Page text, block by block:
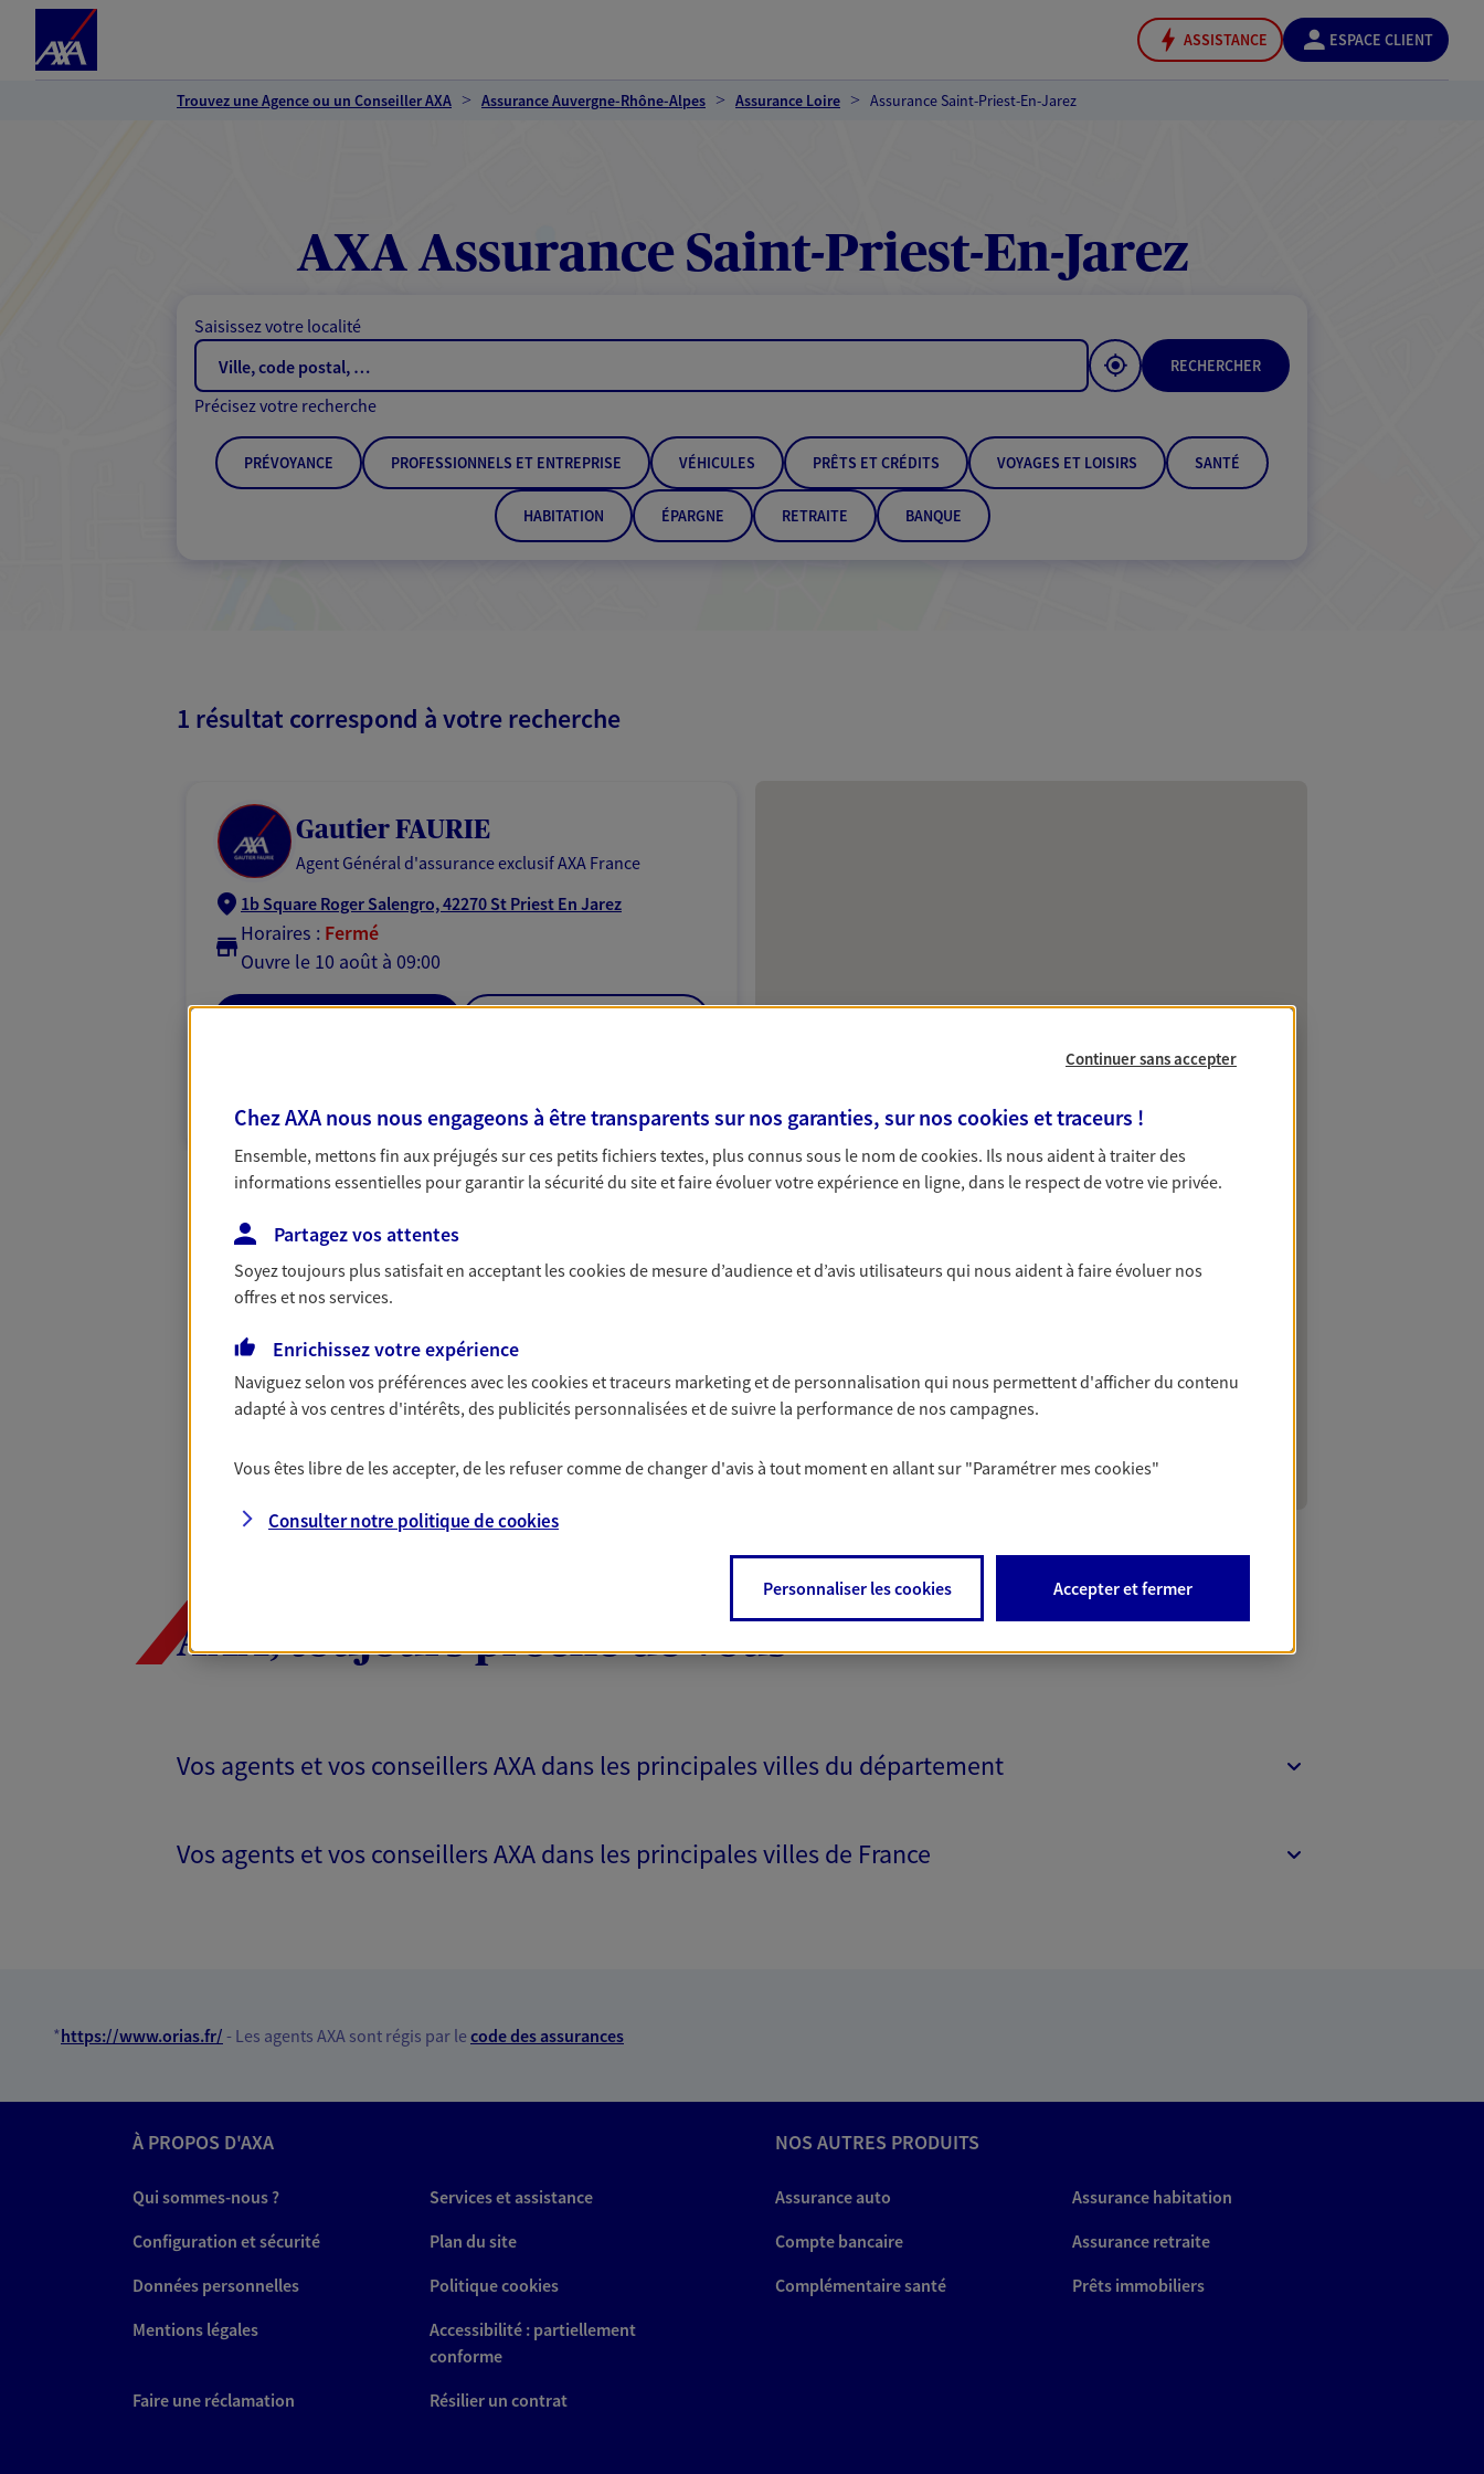
ASSISTANCE ESPACE CLIENT
Trouvez une Agence ou un Conseiller AXA Assurance Auvergne-Rhône-Alpes Assurance Loire Assurance Saint-Priest-En-Jarez
AXA Assurance Saint-Priest-En-Jarez
Saisissez votre localité
RECHERCHER
Précisez votre recherche
PRÉVOYANCE PROFESSIONNELS ET ENTREPRISE VÉHICULES PRÊTS ET CRÉDITS VOYAGES ET LOISIRS SANTÉ
HABITATION ÉPARGNE RETRAITE BANQUE
1 résultat correspond à votre recherche
Gautier FAURIE
Agent Général d'assurance exclusif AXA France
1b Square Roger Salengro, 42270 St Priest En Jarez
Horaires : Fermé
Ouvre le 10 août à 09:00
N° Orias * (orias.fr) : 21008954
AXA, toujours proche de vous
Vos agents et vos conseillers AXA dans les principales villes du département
Vos agents et vos conseillers AXA dans les principales villes de France
*https://www.orias.fr/ - Les agents AXA sont régis par lecode des assurances
À PROPOS D'AXA
Qui sommes-nous ?
Services et assistance
Configuration et sécurité
Plan du site
Données personnelles
Politique cookies
Mentions légales
Accessibilité : partiellement
conforme
Faire une réclamation
Résilier un contrat
NOS AUTRES PRODUITS
Assurance auto
Assurance habitation
Compte bancaire
Assurance retraite
Complémentaire santé
Prêts immobiliers
Continuer sans accepter
Chez AXA nous nous engageons à être transparents sur nos garanties, sur nos cookies et traceurs !
Ensemble, mettons fin aux préjugés sur ces petits fichiers textes, plus connus sous le nom decookies. Ils nous aident à traiter des
informations essentielles pour garantir la sécurité du site et faire évoluer votre expérience en ligne, dans le respect de votre vie privée.
Partagez vos attentes
Soyez toujours plus satisfait en acceptant lescookiesde mesure d’audience et d’avis utilisateurs qui nous aident à faire évoluer nos
offres et nos services.
Enrichissez votre expérience
Naviguez selon vos préférences avec lescookies et traceurs marketing et de personnalisation qui nous permettent d'afficher du contenu
adapté à vos centres d'intérêts, des publicités personnalisées et de suivre la performance de nos campagnes.
Vous êtes libre de les accepter, de les refuser comme de changer d'avis à tout moment en allant sur "Paramétrer mescookies"
Consulter notre politique decookies
Personnaliser les cookies Accepter et fermer